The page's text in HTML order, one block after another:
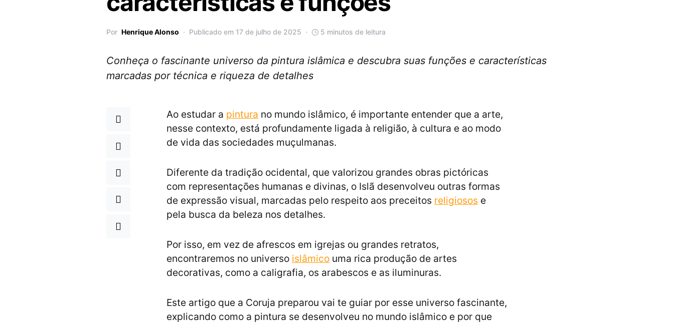
Por Henrique Alonso Publicado em 17 de julho de 2025 5 minutos de leitura
Conheça o fascinante universo da pintura islâmica e descubra suas funções e características
marcadas por técnica e riqueza de detalhes
Ao estudar a pintura no mundo islâmico, é importante entender que a arte,
nesse contexto, está profundamente ligada à religião, à cultura e ao modo
de vida das sociedades muçulmanas.
Diferente da tradição ocidental, que valorizou grandes obras pictóricas
com representações humanas e divinas, o Islã desenvolveu outras formas
de expressão visual, marcadas pelo respeito aos preceitos religiosos e
pela busca da beleza nos detalhes.
Por isso, em vez de afrescos em igrejas ou grandes retratos,
encontraremos no universo islâmico uma rica produção de artes
decorativas, como a caligrafia, os arabescos e as iluminuras.
Este artigo que a Coruja preparou vai te guiar por esse universo fascinante,
explicando como a pintura se desenvolveu no mundo islâmico e por que